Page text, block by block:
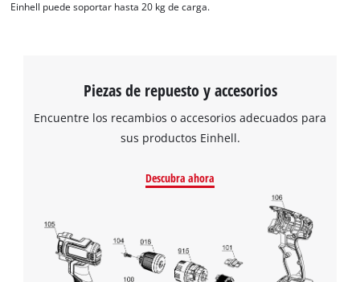
Einhell puede soportar hasta 20 kg de carga.
Piezas de repuesto y accesorios
Encuentre los recambios o accesorios adecuados para
sus productos Einhell.
Descubra ahora